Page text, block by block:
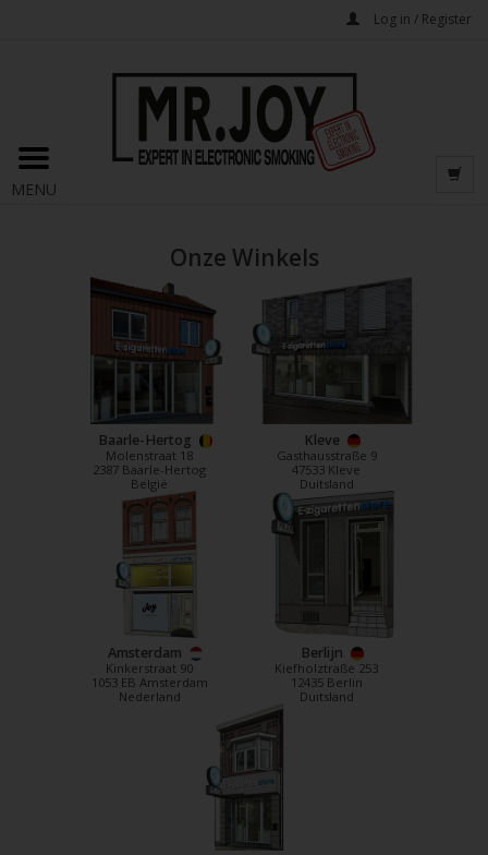
Log in / Register
MENU
Onze Winkels
Baarle-Hertog
Molenstraat 18
2387 Baarle-Hertog
België
Kleve
Gasthausstraße 9
47533 Kleve
Duitsland
Amsterdam
Kinkerstraat 90
1053 EB Amsterdam
Nederland
Berlijn
Kiefholztraße 253
12435 Berlin
Duitsland